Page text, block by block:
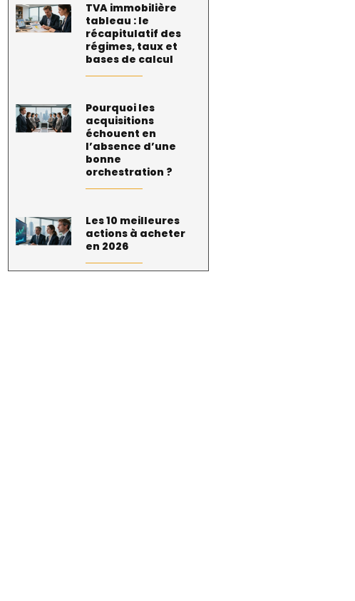
TVA immobilière
tableau : le
récapitulatif des
régimes, taux et
bases de calcul
Pourquoi les
acquisitions
échouent en
l’absence d’une
bonne
orchestration ?
Les 10 meilleures
actions à acheter
en 2026